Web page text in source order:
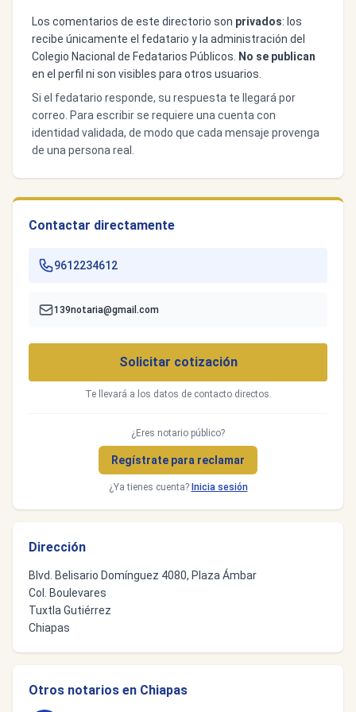
Los comentarios de este directorio son privados: los
recibe únicamente el fedatario y la administración del
Colegio Nacional de Fedatarios Públicos.
No se publican
en el perfil ni son visibles para otros usuarios.
Si el fedatario responde, su respuesta te llegará por
correo. Para escribir se requiere una cuenta con
identidad validada, de modo que cada mensaje provenga
de una persona real.
Contactar directamente
9612234612
139notaria@gmail.com
Solicitar cotización
Te llevará a los datos de contacto directos.
¿Eres notario público?
Regístrate para reclamar
¿Ya tienes cuenta? Inicia sesión
Dirección
Blvd. Belisario Domínguez 4080, Plaza Ámbar
Col. Boulevares
Tuxtla Gutiérrez
Chiapas
Otros notarios en Chiapas